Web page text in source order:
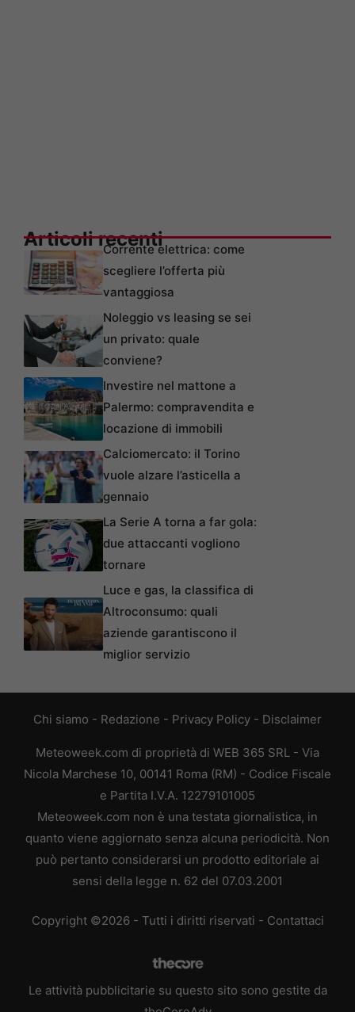
Articoli recentiCorrente elettrica: come
scegliere l’offerta più
vantaggiosa
Noleggio vs leasing se sei
un privato: quale
conviene?
Investire nel mattone a
Palermo: compravendita e
locazione di immobili
Calciomercato: il Torino
vuole alzare l’asticella a
gennaio
La Serie A torna a far gola:
due attaccanti vogliono
tornare
Luce e gas, la classifica di
Altroconsumo: quali
aziende garantiscono il
miglior servizio
Chi siamo - Redazione - Privacy Policy - Disclaimer
Meteoweek.com di proprietà di WEB 365 SRL - Via
Nicola Marchese 10, 00141 Roma (RM) - Codice Fiscale
e Partita I.V.A. 12279101005
Meteoweek.com non è una testata giornalistica, in
quanto viene aggiornato senza alcuna periodicità. Non
può pertanto considerarsi un prodotto editoriale ai
sensi della legge n. 62 del 07.03.2001
Copyright ©2026 - Tutti i diritti riservati - Contattaci
Le attività pubblicitarie su questo sito sono gestite da